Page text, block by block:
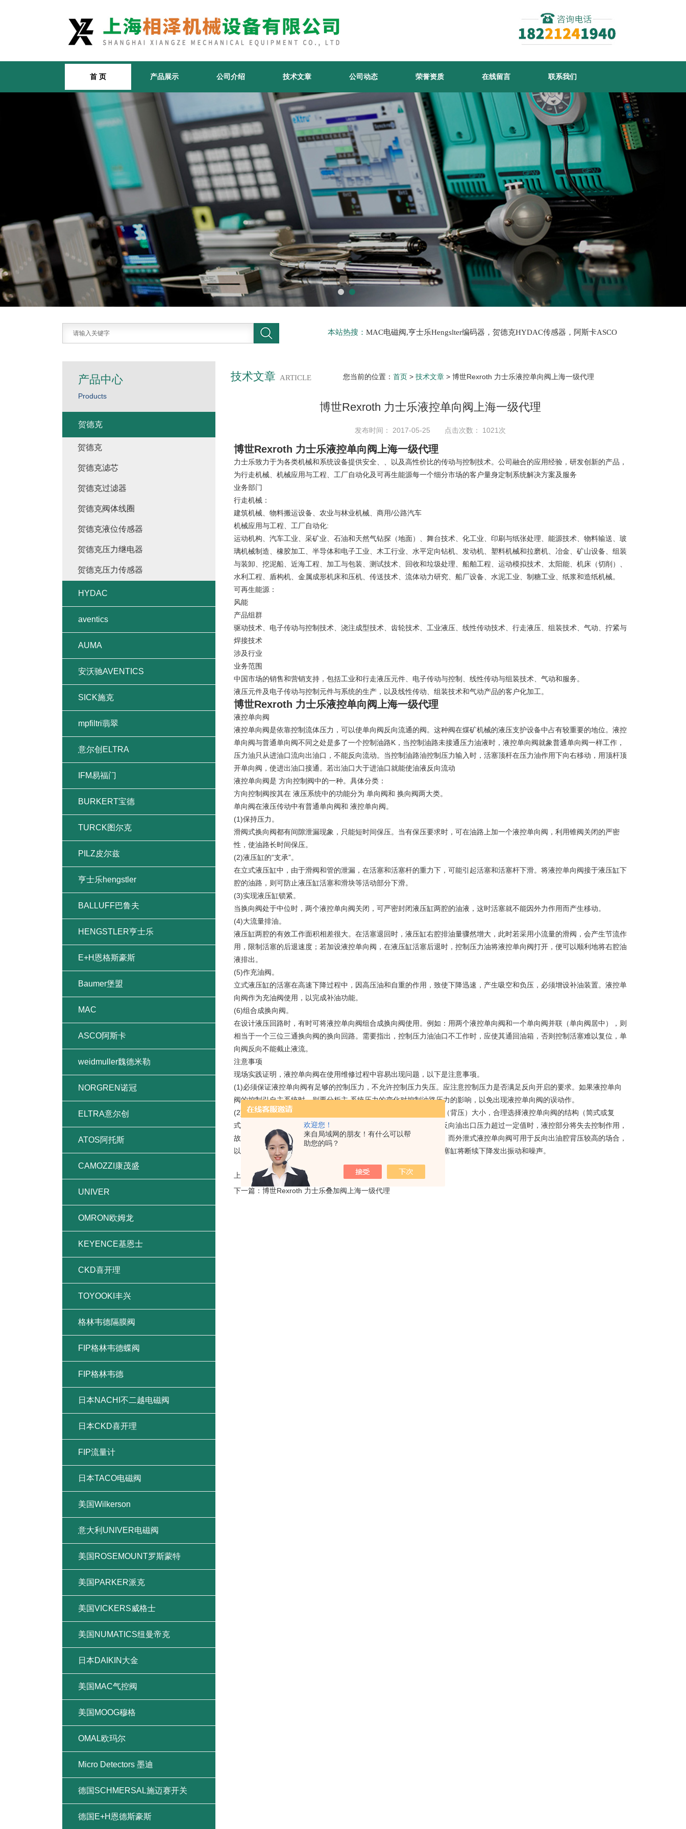
欢迎您！
来自局域网的朋友！有什么可以帮
助您的吗？
首 页 产品展示 公司介绍 技术文章 公司动态 荣誉资质 在线留言 联系我们
本站热搜： MAC电磁阀,亨士乐Hengslter编码器，贺德克HYDAC传感器，阿斯卡ASCO
技术文章 ARTICLE 您当前的位置： 首页 > 技术文章 > 博世Rexroth 力士乐液控单向阀上海一级代理
博世Rexroth 力士乐液控单向阀上海一级代理
发布时间： 2017-05-25 点击次数： 1021次
博世Rexroth 力士乐液控单向阀上海一级代理
力士乐致力于为各类机械和系统设备提供安全、、以及高性价比的传动与控制技术。公司融合的应用经验，研发创新的产品，
为行走机械、机械应用与工程、工厂自动化及可再生能源每一个细分市场的客户量身定制系统解决方案及服务
业务部门
行走机械：
建筑机械、物料搬运设备、农业与林业机械、商用/公路汽车
机械应用与工程、工厂自动化:
运动机构、汽车工业、采矿业、石油和天然气钻探（地面）、舞台技术、化工业、印刷与纸张处理、能源技术、物料输送、玻
璃机械制造、橡胶加工、半导体和电子工业、木工行业、水平定向钻机、发动机、塑料机械和拉磨机、冶金、矿山设备、组装
与装卸、挖泥船、近海工程、加工与包装、测试技术、回收和垃圾处理、船舶工程、运动模拟技术、太阳能、机床（切削）、
水利工程、盾构机、金属成形机床和压机、传送技术、流体动力研究、船厂设备、水泥工业、制糖工业、纸浆和造纸机械。
可再生能源：
风能
产品组群
驱动技术、电子传动与控制技术、浇注成型技术、齿轮技术、工业液压、线性传动技术、行走液压、组装技术、气动、拧紧与
焊接技术
涉及行业
业务范围
中国市场的销售和营销支持，包括工业和行走液压元件、电子传动与控制、线性传动与组装技术、气动和服务。
液压元件及电子传动与控制元件与系统的生产，以及线性传动、组装技术和气动产品的客户化加工。
博世Rexroth 力士乐液控单向阀上海一级代理
液控单向阀
液控单向阀是依靠控制流体压力，可以使单向阀反向流通的阀。这种阀在煤矿机械的液压支护设备中占有较重要的地位。液控
单向阀与普通单向阀不同之处是多了一个控制油路K，当控制油路未接通压力油液时，液控单向阀就象普通单向阀一样工作，
压力油只从进油口流向出油口，不能反向流动。当控制油路油控制压力输入时，活塞顶杆在压力油作用下向右移动，用顶杆顶
开单向阀，使进出油口接通。若出油口大于进油口就能使油液反向流动
液控单向阀是 方向控制阀中的一种。具体分类：
方向控制阀按其在 液压系统中的功能分为 单向阀和 换向阀两大类。
单向阀在液压传动中有普通单向阀和 液控单向阀。
(1)保持压力。
滑阀式换向阀都有间隙泄漏现象，只能短时间保压。当有保压要求时，可在油路上加一个液控单向阀，利用锥阀关闭的严密
性，使油路长时间保压。
(2)液压缸的“支承”。
在立式液压缸中，由于滑阀和管的泄漏，在活塞和活塞杆的重力下，可能引起活塞和活塞杆下滑。将液控单向阀接于液压缸下
腔的油路，则可防止液压缸活塞和滑块等活动部分下滑。
(3)实现液压缸锁紧。
当换向阀处于中位时，两个液控单向阀关闭，可严密封闭液压缸两腔的油液，这时活塞就不能因外力作用而产生移动。
(4)大流量排油。
液压缸两腔的有效工作面积相差很大。在活塞退回时，液压缸右腔排油量骤然增大，此时若采用小流量的滑阀，会产生节流作
用，限制活塞的后退速度；若加设液控单向阀，在液压缸活塞后退时，控制压力油将液控单向阀打开，便可以顺利地将右腔油
液排出。
(5)作充油阀。
立式液压缸的活塞在高速下降过程中，因高压油和自重的作用，致使下降迅速，产生吸空和负压，必须增设补油装置。液控单
向阀作为充油阀使用，以完成补油功能。
(6)组合成换向阀。
在设计液压回路时，有时可将液控单向阀组合成换向阀使用。例如：用两个液控单向阀和一个单向阀并联（单向阀居中），则
相当于一个三位三通换向阀的换向回路。需要指出，控制压力油油口不工作时，应使其通回油箱，否则控制活塞难以复位，单
向阀反向不能截止液流。
注意事项
现场实践证明，液控单向阀在使用维修过程中容易出现问题，以下是注意事项。
(1)必须保证液控单向阀有足够的控制压力，不允许控制压力失压。应注意控制压力是否满足反向开启的要求。如果液控单向
阀的控制引自主系统时，则要分析主 系统压力的变化对控制油路压力的影响，以免出现液控单向阀的误动作。
(2)根据液控单向阀在液压系统中的位置或反向出油腔后的液流阻力（背压）大小，合理选择液控单向阀的结构（简式或复
式）及泄油方式（内泄或外泄）。对于内泄式液控单向阀来说，当反向油出口压力超过一定值时，液控部分将失去控制作用，
故内泄式液控单向阀一般用于反向出油腔无背压或背压较小的场合；而外泄式液控单向阀可用于反向出油腔背压较高的场合，
以降低zui小的控制压力，节省控制功率。系统若采用内卸式，则柱塞缸将断续下降发出振动和噪声。
上一篇：博世Rexroth 力士乐调速阀上海一级代理
下一篇： 博世Rexroth 力士乐叠加阀上海一级代理
产品中心
Products
贺德克
贺德克
贺德克滤芯
贺德克过滤器
贺德克阀体线圈
贺德克液位传感器
贺德克压力继电器
贺德克压力传感器
HYDAC
aventics
AUMA
安沃驰AVENTICS
SICK施克
mpfiltri翡翠
意尔创ELTRA
IFM易福门
BURKERT宝德
TURCK图尔克
PILZ皮尔兹
亨士乐hengstler
BALLUFF巴鲁夫
HENGSTLER亨士乐
E+H恩格斯豪斯
Baumer堡盟
MAC
ASCO阿斯卡
weidmuller魏德米勒
NORGREN诺冠
ELTRA意尔创
ATOS阿托斯
CAMOZZI康茂盛
UNIVER
OMRON欧姆龙
KEYENCE基恩士
CKD喜开理
TOYOOKI丰兴
格林韦德隔膜阀
FIP格林韦德蝶阀
FIP格林韦德
日本NACHI不二越电磁阀
日本CKD喜开理
FIP流量计
日本TACO电磁阀
美国Wilkerson
意大利UNIVER电磁阀
美国ROSEMOUNT罗斯蒙特
美国PARKER派克
美国VICKERS威格士
美国NUMATICS纽曼帝克
日本DAIKIN大金
美国MAC气控阀
美国MOOG穆格
OMAL欧玛尔
Micro Detectors 墨迪
德国SCHMERSAL施迈赛开关
德国E+H恩德斯豪斯